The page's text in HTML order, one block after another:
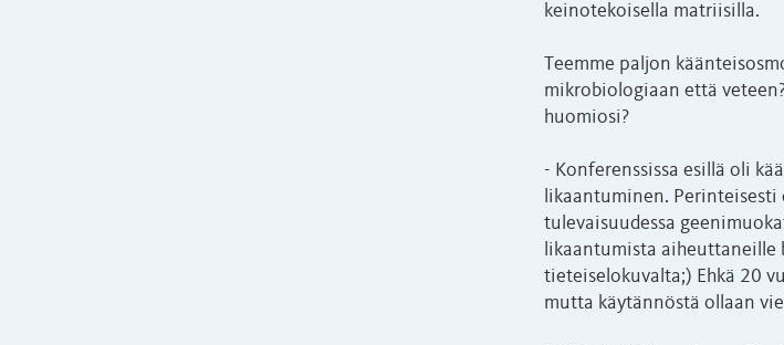
keinotekoisella matriisilla.
Teemme paljon
mikrobiologiaan että
huomiosi?
- Konferenssissa esillä oli
likaantuminen.
tulevaisuudessa
likaantumista
tieteiselokuvalta;) Ehkä 20
mutta käytännöstä ollaan